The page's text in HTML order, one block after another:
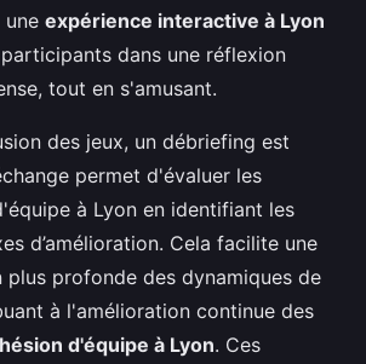
une expérience interactive à Lyon
dans une réflexion
tout en s'amusant.
des jeux, un débriefing est
permet d'évaluer les
à Lyon en identifiant les
d’amélioration. Cela facilite une
plus profonde des dynamiques de
à l'amélioration continue des
d'équipe à Lyon. Ces